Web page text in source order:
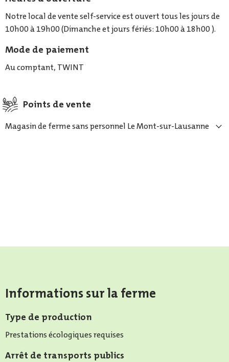
Notre local de vente self-service est ouvert tous les jours de
10h00 à 19h00 (Dimanche et jours fériés: 10h00 à 18h00 ).
Mode de paiement
Au comptant, TWINT
Points de vente
Magasin de ferme sans personnel Le Mont-sur-Lausanne
Informations sur la ferme
Type de production
Prestations écologiques requises
Arrêt de transports publics